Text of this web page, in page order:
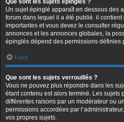
Que sont les sujets épinglés ?
Un sujet épinglé apparaît en dessous des
forum dans lequel il a été publié. il
importantes et vous devez le consulter
annonces et les annonces globales, la
épinglés dépend des permissions définies
Haut
Que sont les sujets verrouillés ?
Vous ne pouvez plus répondre dans les
étant contenu est alors terminé. Les sujets
différentes raisons par un modérateur ou
permissions accordées par
vos propres sujets.